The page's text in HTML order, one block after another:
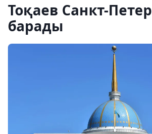
Тоқаев Санкт-
барады